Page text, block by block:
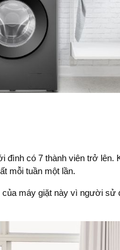
đình có 7 thành viên trở lên.
mỗi tuần một lần.
máy giặt này vì người sử